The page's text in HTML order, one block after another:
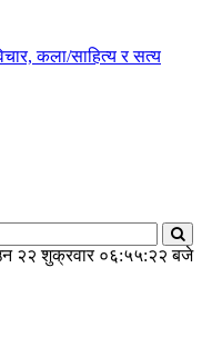
कला/साहित्य र सत्य
२२ शुक्रवार ०६:५५:२२ बजे